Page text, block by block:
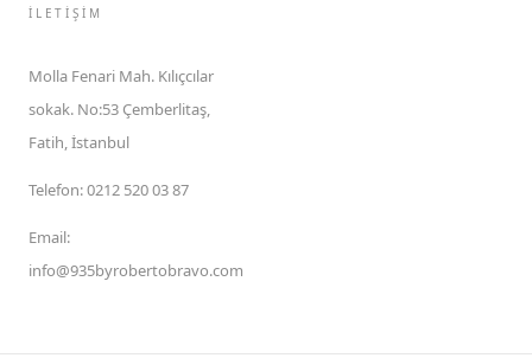
İLETIŞIM
Molla Fenari Mah. Kılıçcılar
sokak. No:53 Çemberlitaş,
Fatih, İstanbul
Telefon:0212 520 03 87
Email:
info@935byrobertobravo.com